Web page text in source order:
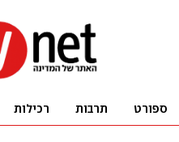
ספורט תרבות רכילות